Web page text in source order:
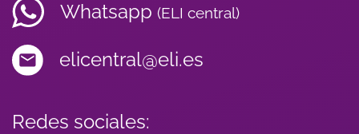
Whatsapp (ELI central)
elicentral@eli.es
Redes sociales: